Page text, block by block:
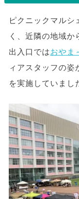
ピクニックマルシ
く、近隣の地域か
出入口ではおやま
ィアスタッフの姿
を実施していまし